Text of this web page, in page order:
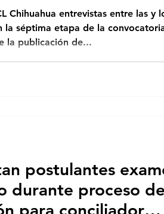
la séptima etapa de la
la publicación de...
postulantes
durante proceso de
para conciliador